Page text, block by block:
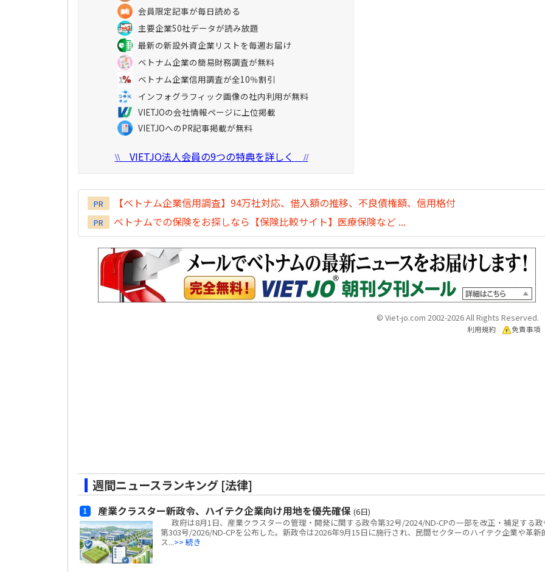
会員限定記事が毎日読める
主要企業50社データが読み放題
最新の新設外資企業リストを毎週お届け
ベトナム企業の簡易財務調査が無料
ベトナム企業信用調査が全10％割引
インフォグラフィック画像の社内利用が無料
VIETJOの会社情報ページに上位掲載
VIETJOへのPR記事掲載が無料
\\VIETJO法人会員の9つの特典を詳しく //
PR 【ベトナム企業信用調査】94万社対応、借入額の推移、不良債権額、信用格付
PR ベトナムでの保険をお探しなら【保険比較サイト】医療保険など ...
© Viet-jo.com 2002-2026 All Rights Reserved.
利用規約 免責事項
週間ニュースランキング [法律]
産業クラスター新政令、ハイテク企業向け用地を優先確保 (6日)
政府は8月1日、産業クラスターの管理・開発に関する政令第32号/2024/ND-CPの一部を改正・補足する政
第303号/2026/ND-CPを公布した。新政令は2026年9月15日に施行され、民間セクターのハイテク企業や革新
ス...>> 続き